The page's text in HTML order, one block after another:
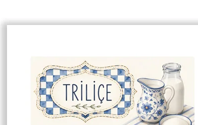
basılmaktadır. Görseller baskı
sahiptir.
ile asmaya uygundur.
1 cm dir.